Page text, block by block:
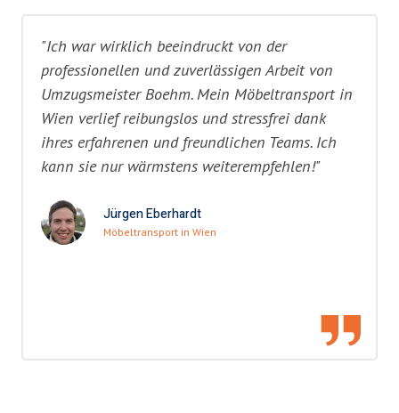
"Ich war wirklich beeindruckt von der
professionellen und zuverlässigen Arbeit von
Umzugsmeister Boehm. Mein Möbeltransport in
Wien verlief reibungslos und stressfrei dank
ihres erfahrenen und freundlichen Teams. Ich
kann sie nur wärmstens weiterempfehlen!"
Jürgen Eberhardt
Möbeltransport in Wien